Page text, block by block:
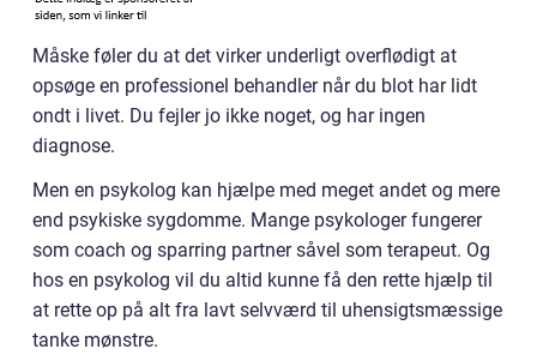
Måske føler du at det virker underligt overflødigt at
opsøge en professionel behandler når du blot har lidt
ondt i livet. Du fejler jo ikke noget, og har ingen
diagnose.
Men en psykolog kan hjælpe med meget andet og mere
end psykiske sygdomme. Mange psykologer fungerer
som coach og sparring partner såvel som terapeut. Og
hos en psykolog vil du altid kunne få den rette hjælp til
at rette op på alt fra lavt selvværd til uhensigtsmæssige
tanke mønstre.